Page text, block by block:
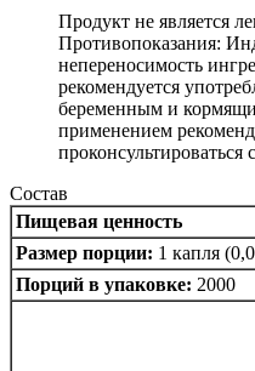
Продукт не является
Противопоказания:
непереносимость
рекомендуется
беременным и
применением
проконсультироваться
Состав
Пищевая ценность
Размер порции: 1 капля
Порций в упаковке: 2000